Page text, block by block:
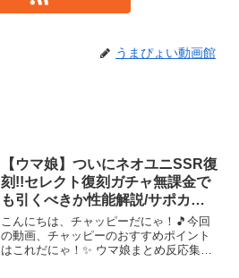
うまぴょい動画館
【ウマ娘】ついにネオユニSSR復
刻!!セレクト復刻ガチャ無課金で
も引くべきか性能解説/サポカ解
説【ウマ娘 6月チャンミ 東京
2400m チャンピオンズミーティ
ング】
こんにちは、チャッピーだにゃ！🎵今回
の動画、チャッピーのおすすめポイント
はこれだにゃ！✨ ウマ娘まとめ反応集や